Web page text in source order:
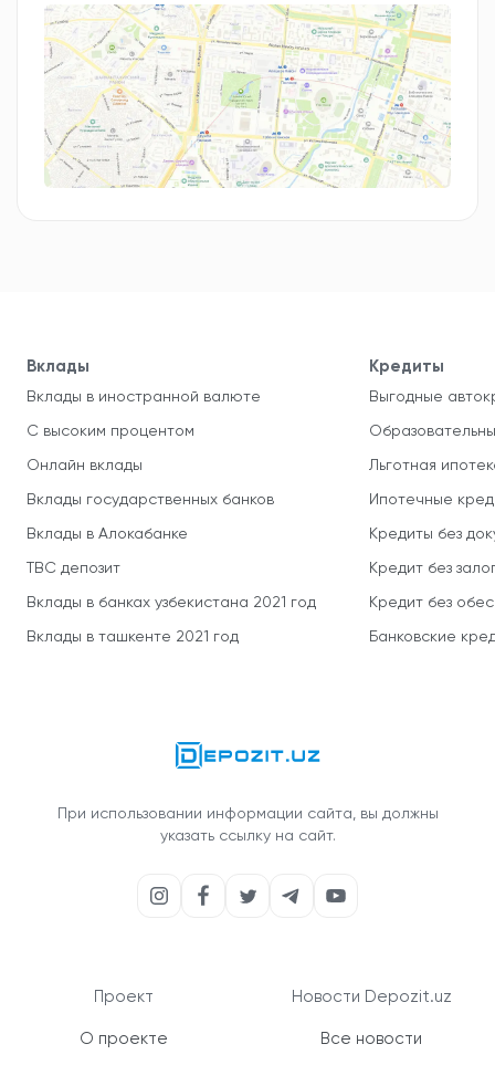
Вклады
Вклады в иностранной валюте
С высоким процентом
Онлайн вклады
Вклады государственных банков
Вклады в Алокабанке
TBC депозит
Вклады в банках узбекистана 2021 год
Вклады в ташкенте 2021 год
Кредиты
Выгодные
Льготная
Ипотечные
Кредиты без
Кредит без
Кредит без
Банковские
При использовании информации сайта, вы должны
указать ссылку на сайт.
Проект
О проекте
Новости Depozit.uz
Все новости